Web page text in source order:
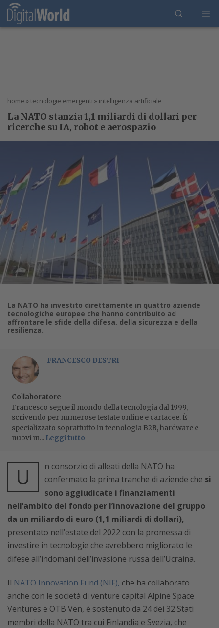
home » tecnologie emergenti » intelligenza artificiale
La NATO stanzia 1,1 miliardi di dollari per
ricerche su IA, robot e aerospazio
La NATO ha investito direttamente in quattro aziende
tecnologiche europee che hanno contribuito ad
affrontare le sfide della difesa, della sicurezza e della
resilienza.
FRANCESCO DESTRI
Collaboratore
Francesco segue il mondo della tecnologia dal 1999,
scrivendo per numerose testate online e cartacee. È
specializzato soprattutto in tecnologia B2B, hardware e
nuovi m... Leggi tutto
U
n consorzio di alleati della NATO ha
confermato la prima tranche di aziende che si
sono aggiudicate i finanziamenti
nell’ambito del fondo per l’innovazione del gruppo
da un miliardo di euro (1,1 miliardi di dollari),
presentato nell’estate del 2022 con la promessa di
investire in tecnologie che avrebbero migliorato le
difese all’indomani dell’invasione russa dell’Ucraina.
Il NATO Innovation Fund (NIF), che ha collaborato
anche con le società di venture capital Alpine Space
Ventures e OTB Ven, è sostenuto da 24 dei 32 Stati
membri della NATO tra cui Finlandia e Svezia, che